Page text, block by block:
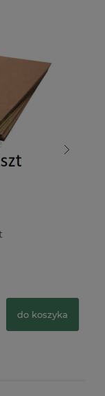
do koszyka